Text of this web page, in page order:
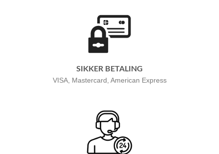
SIKKER BETALING
VISA, Mastercard, American Express